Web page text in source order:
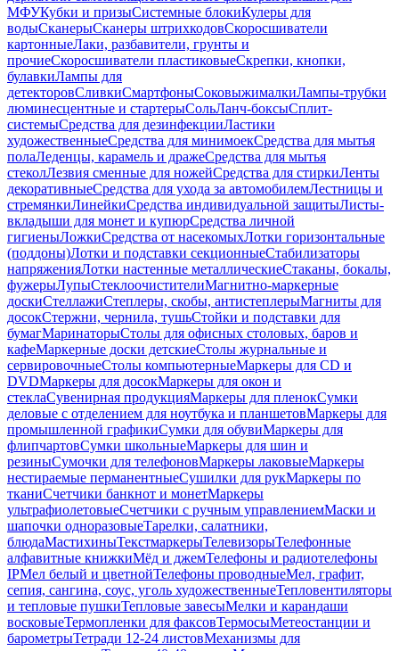
МФУКубки и призыСистемные блокиКулеры для
водыСканерыСканеры штрихкодовСкоросшиватели
картонныеЛаки, разбавители, грунты и
прочиеСкоросшиватели пластиковыеСкрепки, кнопки,
булавкиЛампы для
детекторовСливкиСмартфоныСоковыжималкиЛампы-трубки
люминесцентные и стартерыСольЛанч-боксыСплит-
системыСредства для дезинфекцииЛастики
художественныеСредства для минимоекСредства для мытья
полаЛеденцы, карамель и дражеСредства для мытья
стеколЛезвия сменные для ножейСредства для стиркиЛенты
декоративныеСредства для ухода за автомобилемЛестницы и
стремянкиЛинейкиСредства индивидуальной защитыЛисты-
вкладыши для монет и купюрСредства личной
гигиеныЛожкиСредства от насекомыхЛотки горизонтальные
(поддоны)Лотки и подставки секционныеСтабилизаторы
напряженияЛотки настенные металлическиеСтаканы, бокалы,
фужерыЛупыСтеклоочистителиМагнитно-маркерные
доскиСтеллажиСтеплеры, скобы, антистеплерыМагниты для
досокСтержни, чернила, тушьСтойки и подставки для
бумагМаринаторыСтолы для офисных столовых, баров и
кафеМаркерные доски детскиеСтолы журнальные и
сервировочныеСтолы компьютерныеМаркеры для CD и
DVDМаркеры для досокМаркеры для окон и
стеклаСувенирная продукцияМаркеры для пленокСумки
деловые с отделением для ноутбука и планшетовМаркеры для
промышленной графикиСумки для обувиМаркеры для
флипчартовСумки школьныеМаркеры для шин и
резиныСумочки для телефоновМаркеры лаковыеМаркеры
нестираемые перманентныеСушилки для рукМаркеры по
тканиСчетчики банкнот и монетМаркеры
ультрафиолетовыеСчетчики с ручным управлениемМаски и
шапочки одноразовыеТарелки, салатники,
блюдаМастихиныТекстмаркерыТелевизорыТелефонные
алфавитные книжкиМёд и джемТелефоны и радиотелефоны
IPМел белый и цветнойТелефоны проводныеМел, графит,
сепия, сангина, соус, уголь художественныеТепловентиляторы
и тепловые пушкиТепловые завесыМелки и карандаши
восковыеТермопленки для факсовТермосыМетеостанции и
барометрыТетради 12-24 листовМеханизмы для